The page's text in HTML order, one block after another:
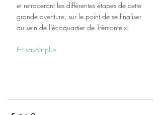
et retraceront les différentes étapes de cette
grande aventure, sur le point de se finaliser
au sein de l’écoquartier de Trémonteix.
En savoir plus